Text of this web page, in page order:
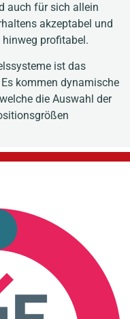
auch für sich allein
akzeptabel und
profitabel.
ist das
kommen dynamische
die Auswahl der